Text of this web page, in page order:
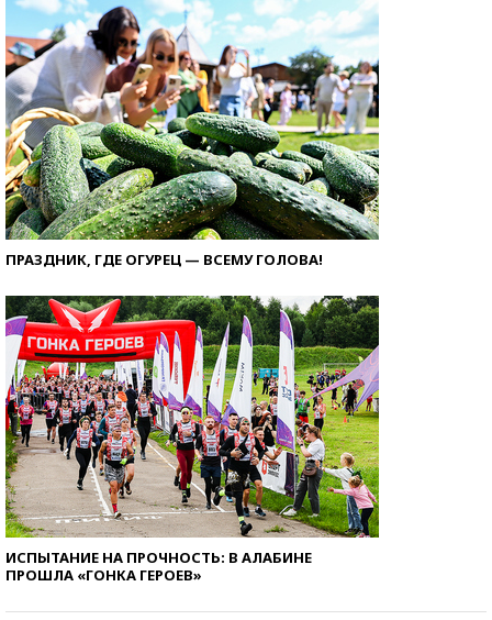
ПРАЗДНИК, ГДЕ ОГУРЕЦ — ВСЕМУ ГОЛОВА!
ИСПЫТАНИЕ НА ПРОЧНОСТЬ: В АЛАБИНЕ
ПРОШЛА «ГОНКА ГЕРОЕВ»